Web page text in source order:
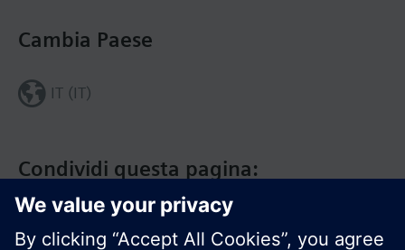
Condividi questa pagina:
Cambia Paese
IT (IT)